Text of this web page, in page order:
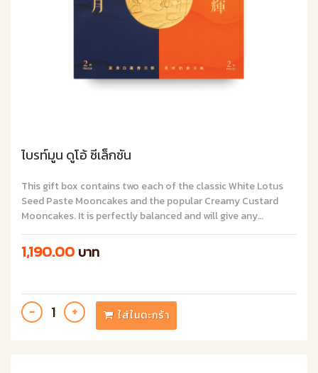
ไบรท์มูน ดูโอ้ ซีเล็กชัน
This gift box contains two each of the classic White Lotus
Seed Paste Mooncakes and the popular Creamy Custard
Mooncakes. It is perfectly balanced and will give any
recipient a taste to remember.
1,190.00 บาท
ใส่ในตะกร้า